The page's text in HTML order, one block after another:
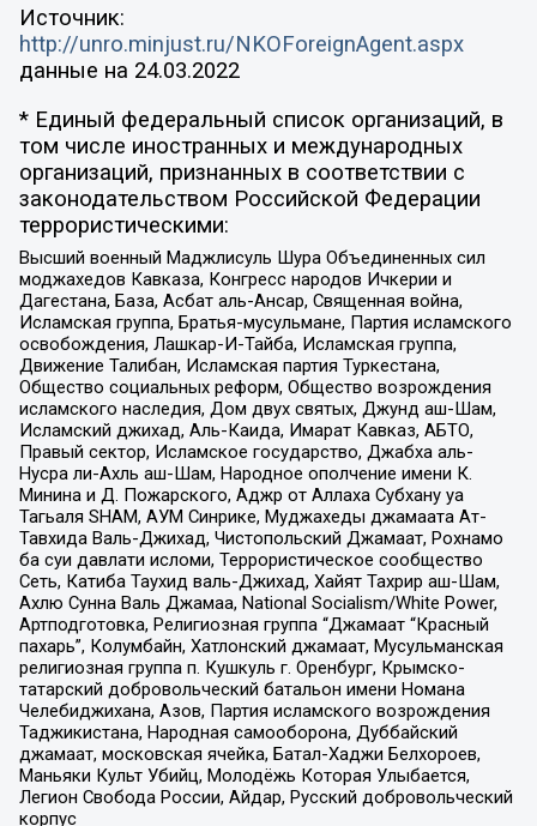
Источник:
http://unro.minjust.ru/NKOForeignAgent.aspx
данные на 24.03.2022
* Единый федеральный список организаций, в
том числе иностранных и международных
организаций, признанных в соответствии с
законодательством Российской Федерации
террористическими:
Высший военный Маджлисуль Шура Объединенных сил
моджахедов Кавказа, Конгресс народов Ичкерии и
Дагестана, База, Асбат аль-Ансар, Священная война,
Исламская группа, Братья-мусульмане, Партия исламского
освобождения, Лашкар-И-Тайба, Исламская группа,
Движение Талибан, Исламская партия Туркестана,
Общество социальных реформ, Общество возрождения
исламского наследия, Дом двух святых, Джунд аш-Шам,
Исламский джихад, Аль-Каида, Имарат Кавказ, АБТО,
Правый сектор, Исламское государство, Джабха аль-
Нусра ли-Ахль аш-Шам, Народное ополчение имени К.
Минина и Д. Пожарского, Аджр от Аллаха Субхану уа
Тагьаля SHAM, АУМ Синрике, Муджахеды джамаата Ат-
Тавхида Валь-Джихад, Чистопольский Джамаат, Рохнамо
ба суи давлати исломи, Террористическое сообщество
Сеть, Катиба Таухид валь-Джихад, Хайят Тахрир аш-Шам,
Ахлю Сунна Валь Джамаа, National Socialism/White Power,
Артподготовка, Религиозная группа “Джамаат “Красный
пахарь”, Колумбайн, Хатлонский джамаат, Мусульманская
религиозная группа п. Кушкуль г. Оренбург, Крымско-
татарский добровольческий батальон имени Номана
Челебиджихана, Азов, Партия исламского возрождения
Таджикистана, Народная самооборона, Дуббайский
джамаат, московская ячейка, Батал-Хаджи Белхороев,
Маньяки Культ Убийц, Молодёжь Которая Улыбается,
Легион Свобода России, Айдар, Русский добровольческий
корпус